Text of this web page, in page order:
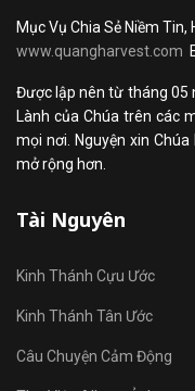
Mục Vụ Chia Sẻ Niềm Tin,
www.quangharvest.com
Được lập nên từ tháng 05
Lành của Chúa trên các
mọi nơi. Nguyện xin
mở rộng hơn.
Tài Nguyên
Kinh Thánh Cựu Ước
Kinh Thánh Tân Ước
Câu Chuyện Cảm Động